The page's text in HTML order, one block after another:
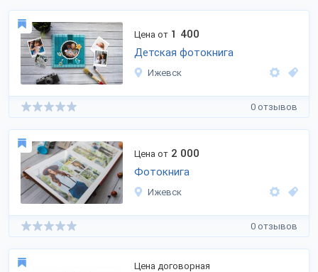
Цена от 1 400
Детская фотокнига
Ижевск
0 отзывов
Цена от 2 000
Фотокнига
Ижевск
0 отзывов
Цена договорная